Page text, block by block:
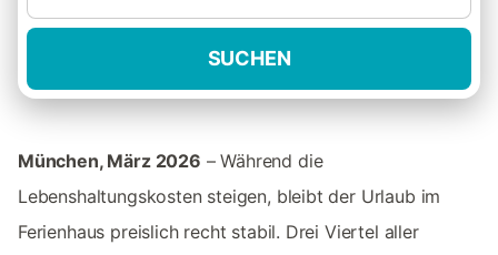
SUCHEN
München, März 2026 – Während die
Lebenshaltungskosten steigen, bleibt der Urlaub im
Ferienhaus preislich recht stabil. Drei Viertel aller